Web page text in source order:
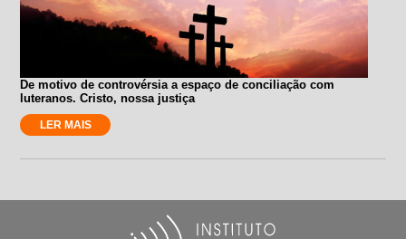
De motivo de controvérsia a espaço de conciliação com
luteranos. Cristo, nossa justiça
LER MAIS